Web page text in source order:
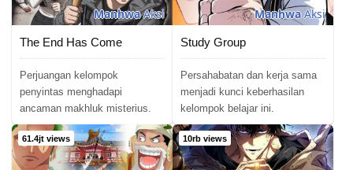
ManhwaAksi
The End Has Come
Perjuangan kelompok
penyintas menghadapi
ancaman makhluk misterius.
ManhwaAksi
Study Group
Persahabatan dan kerja sama
menjadi kunci keberhasilan
kelompok belajar ini.
61.4jt views 10rb views